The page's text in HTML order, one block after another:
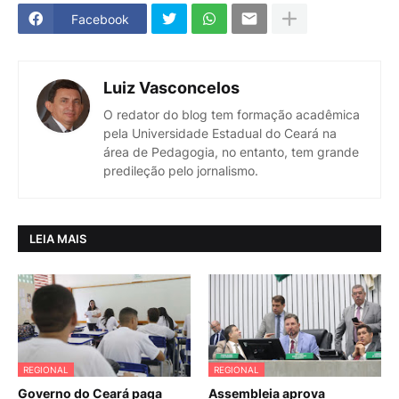
Facebook
Luiz Vasconcelos
O redator do blog tem formação acadêmica
pela Universidade Estadual do Ceará na
área de Pedagogia, no entanto, tem grande
predileção pelo jornalismo.
LEIA MAIS
REGIONAL
Governo do Ceará paga
REGIONAL
Assembleia aprova